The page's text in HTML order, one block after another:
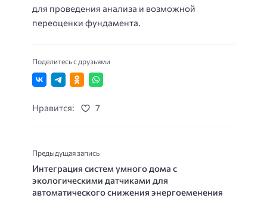
для проведения анализа и возможной
переоценки фундамента.
Поделитесь с друзьями
Нравится: 7
Предыдущая запись
Интеграция систем умного дома с
экологическими датчиками для
автоматического снижения энергоеменения